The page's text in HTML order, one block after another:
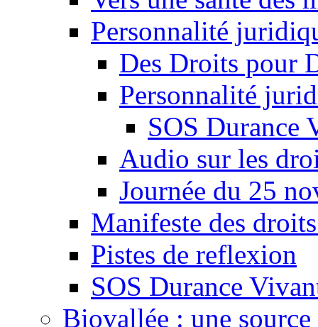
Personnalité
Des Droits pour
Personnalité
SOS Durance
Audio sur les
Journée du 25
Manifeste des
Pistes de reflexion
SOS Durance
Biovallée : une